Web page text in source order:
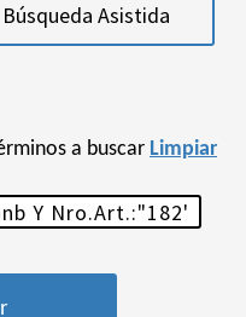
Búsqueda Asistida
a buscar Limpiar